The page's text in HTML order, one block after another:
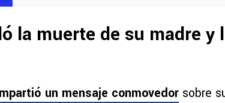
la muerte de su madre y
un mensaje conmovedor sobre